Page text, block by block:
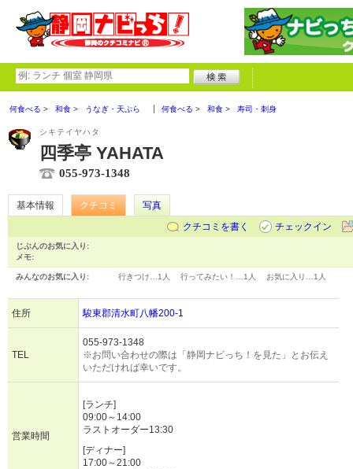
何食べる 和食 うなぎ・天ぷら 何食べる 和食 寿司・刺身
シキテイヤハタ
四季亭 YAHATA
055-973-1348
基本情報 クチコミ
写真
クチコミを書く
チェックイン
じぶんのお気に入り:
メモ:
みんなのお気に入り: 行きつけ… 1人 行ってみたい！… 1人 お気に入り… 1人
住所 駿東郡清水町八幡200-1
TEL
055-973-1348
※お問い合わせの際は「静岡ナビっち！を見た」とお伝え
いただければ幸いです。
営業時間
[ランチ]
09:00～14:00
ラストオーダー13:30
[ディナー]
17:00～21:00